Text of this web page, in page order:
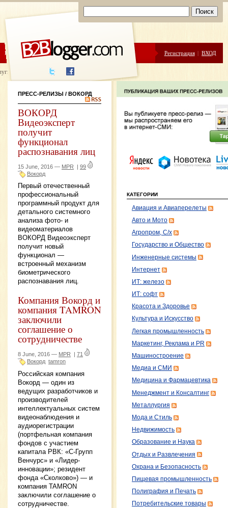
ЦЕНЫ ПОМОЩЬ Регистрация | ВХОД
написания
ПРЕСС-РЕЛИЗЫ / ВОКОРД
ВОКОРД
Видеоэксперт
получит
функционал
распознавания лиц
15 June, 2016 — MPR | 99
Вокорд
Первый отечественный
профессиональный
программный продукт для
детального системного
анализа фото- и
видеоматериалов
ВОКОРД Видеоэксперт
получит новый
функционал —
встроенный механизм
биометрического
распознавания лиц.
Компания Вокорд и
компания TAMRON
заключили
соглашение о
сотрудничестве
8 June, 2016 — MPR | 71
Вокорд tamron
Российская компания
Вокорд — один из
ведущих разработчиков и
производителей
интеллектуальных систем
видеонаблюдения и
аудиорегистрации
(портфельная компания
фондов с участием
капитала РВК: «С-Групп
Венчурс» и «Лидер-
инновации»; резидент
фонда «Сколково») — и
компания TAMRON
заключили соглашение о
сотрудничестве.
КАТЕГОРИИ
Авиация и Авиаперелеты
Авто и Мото
Агропром, С/х
Государство и Общество
Инженерные системы
Интернет
ИТ: железо
ИТ: софт
Красота и Здоровье
Культура и Искусство
Легкая промышленность
Маркетинг, Реклама и PR
Машиностроение
Медиа и СМИ
Медицина и Фармацевтика
Менеджмент и Консалтинг
Металлургия
Мода и Стиль
Недвижимость
Образование и Наука
Отдых и Развлечения
Охрана и Безопасность
Пищевая промышленность
Полиграфия и Печать
Потребительские товары